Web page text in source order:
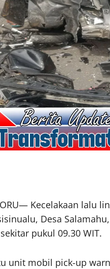
Kecelakaan lalu
Desa
pukul 09.30 WIT.
unit mobil pick-up